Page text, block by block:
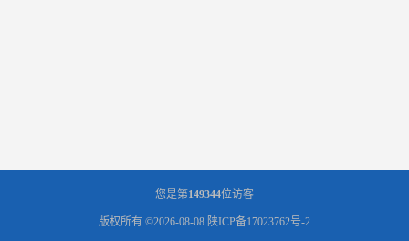
您是第149344位访客
版权所有 ©2026-08-08 陕ICP备17023762号-2